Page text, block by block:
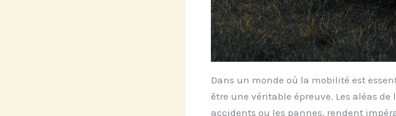
Dans un monde où la mobilité est
être une véritable épreuve. Les aléas
accidents ou les pannes, rendent